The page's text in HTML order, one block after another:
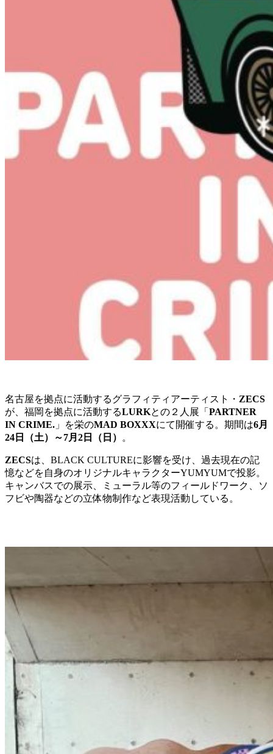
名古屋を拠点に活動するグラフィティアーティスト・ ZECS
が、福岡を拠点に活動するLURKとの２人展「 PARTNER
IN CRIME. 」を栄のMAD BOXXXにて開催する。期間は6月
24日（土）～7月2日（日）
。
ZECSは、BLACK CULTUREに影響を受け、過去現在の記
憶などを自身のオリジナルキャラクターYUMYUMで投影。
キャンバスでの展示、ミューラル等のフィールドワーク、ソ
フビや陶器などの立体物制作など表現活動している。